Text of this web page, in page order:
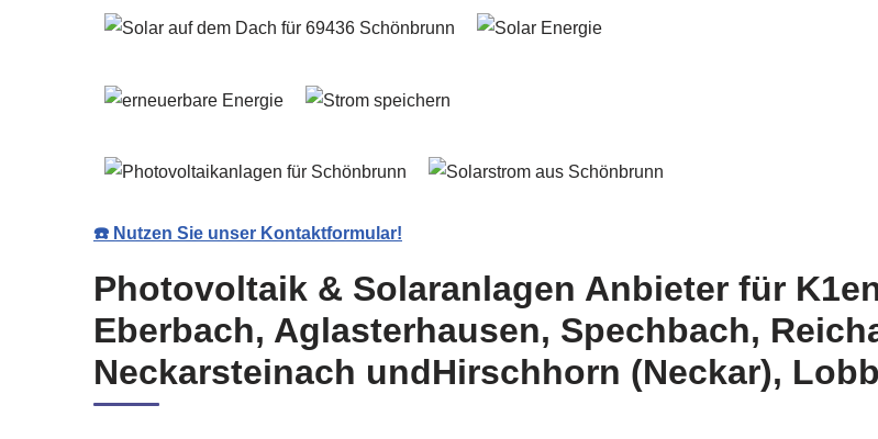
☎️ Nutzen Sie unser Kontaktformular!
Photovoltaik & Solaranlagen Anbieter für
Eberbach, Aglasterhausen, Spechbach,
Neckarsteinach undHirschhorn (Neckar),